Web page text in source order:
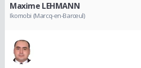
Maxime LEHMANN
Ikomobi (Marcq-en-Barœul)